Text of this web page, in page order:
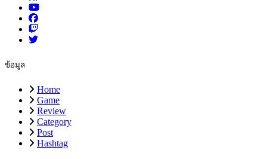
ข้อมูล
Home
Game
Review
Category
Post
Hashtag